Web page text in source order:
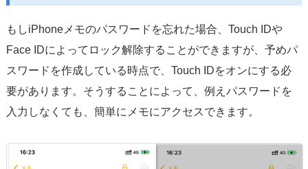
もしiPhoneメモのパスワードを忘れた場合、Touch IDや
Face IDによってロック解除することができますが、予めパ
スワードを作成している時点で、Touch IDをオンにする必
要があります。そうすることによって、例えパスワードを
入力しなくても、簡単にメモにアクセスできます。